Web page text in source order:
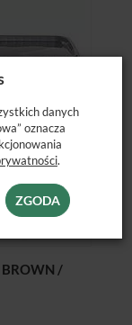
BROWN /
danych
oznacza
.
ZGODA